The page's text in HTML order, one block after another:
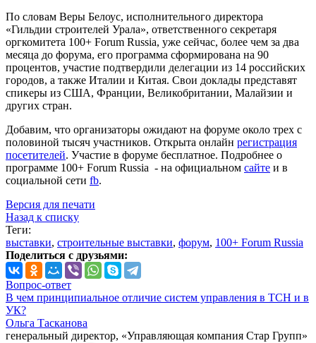
По словам Веры Белоус, исполнительного директора
«Гильдии строителей Урала», ответственного секретаря
оргкомитета 100+ Forum Russia, уже сейчас, более чем за два
месяца до форума, его программа сформирована на 90
процентов, участие подтвердили делегации из 14 российских
городов, а также Италии и Китая. Свои доклады представят
спикеры из США, Франции, Великобритании, Малайзии и
других стран.
Добавим, что организаторы ожидают на форуме около трех с
половиной тысяч участников. Открыта онлайн регистрация
посетителей. Участие в форуме бесплатное. Подробнее о
программе 100+ Forum Russia - на официальном сайте и в
социальной сети fb.
Версия для печати
Назад к списку
Теги:
выставки, строительные выставки, форум, 100+ Forum Russia
Поделиться с друзьями:
Вопрос-ответ
В чем принципиальное отличие систем управления в ТСН и в
УК?
Ольга Тасканова
генеральный директор, «Управляющая компания Стар Групп»